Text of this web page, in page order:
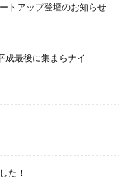
トアップ登壇のお知らせ
成最後に集まらナイ
た！